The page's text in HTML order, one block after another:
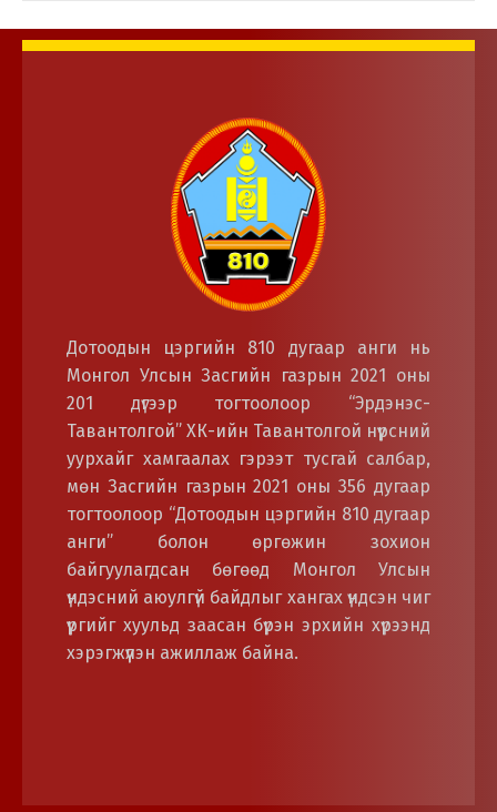
Дотоодын цэргийн байгууллагын үйл
ажиллагаатай танилцлаа.
Дотоодын цэргийн 810 дугаар анги нь
Монгол Улсын Засгийн газрын 2021 оны
201 дүгээр тогтоолоор “Эрдэнэс-
Тавантолгой” ХК-ийн Тавантолгой нүүрсний
уурхайг хамгаалах гэрээт тусгай салбар,
мөн Засгийн газрын 2021 оны 356 дугаар
тогтоолоор “Дотоодын цэргийн 810 дугаар
анги” болон өргөжин зохион
байгуулагдсан бөгөөд Монгол Улсын
үндэсний аюулгүй байдлыг хангах үндсэн чиг
үүргийг хуульд заасан бүрэн эрхийн хүрээнд
хэрэгжүүлэн ажиллаж байна.